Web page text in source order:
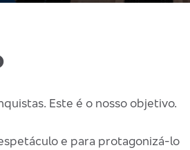
Este é o nosso objetivo.
e para protagonizá-lo